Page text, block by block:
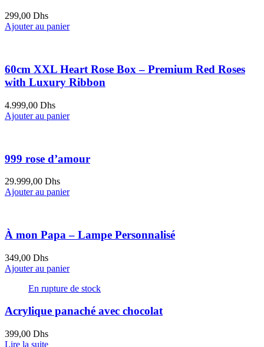
299,00 Dhs
Ajouter au panier
60cm XXL Heart Rose Box – Premium Red Roses
with Luxury Ribbon
4.999,00 Dhs
Ajouter au panier
999 rose d’amour
29.999,00 Dhs
Ajouter au panier
À mon Papa – Lampe Personnalisé
349,00 Dhs
Ajouter au panier
En rupture de stock
Acrylique panaché avec chocolat
399,00 Dhs
Lire la suite